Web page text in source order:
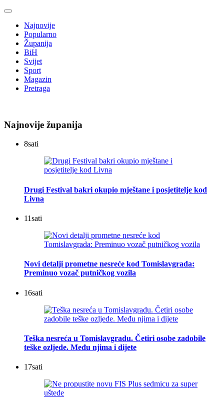
Najnovije
Popularno
Županija
BiH
Svijet
Sport
Magazin
Pretraga
Najnovije županija
8sati
Drugi Festival bakri okupio mještane i posjetitelje kod
Livna
11sati
Novi detalji prometne nesreće kod Tomislavgrada:
Preminuo vozač putničkog vozila
16sati
Teška nesreća u Tomislavgradu. Četiri osobe zadobile
teške ozljede. Među njima i dijete
17sati